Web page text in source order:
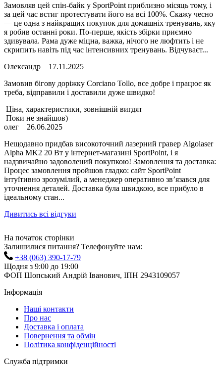
Замовляв цей спін-байк у SportPoint приблизно місяць тому, і
за цей час встиг протестувати його на всі 100%. Скажу чесно
— це одна з найкращих покупок для домашніх тренувань, яку
я робив останні роки. По-перше, якість збірки приємно
здивувала. Рама дуже міцна, важка, нічого не люфтить і не
скрипить навіть під час інтенсивних тренувань. Відчуваєт...
Олександр
17.11.2025
Замовив бігову доріжку Corciano Tollo, все добре і працює як
треба, відправили і доставили дуже швидко!
Ціна, характеристики, зовнішній вигдят
Поки не знайшов)
олег
26.06.2025
Нещодавно придбав високоточний лазерний гравер Algolaser
Alpha MK2 20 Вт у інтернет-магазині SportPoint, і я
надзвичайно задоволений покупкою! Замовлення та доставка:
Процес замовлення пройшов гладко: сайт SportPoint
інтуїтивно зрозумілий, а менеджер оперативно зв’язався для
уточнення деталей. Доставка була швидкою, все прибуло в
ідеальному стан...
Дивитись всі відгуки
На початок сторінки
Залишилися питання? Телефонуйте нам:
+38 (063) 390-17-79
Щодня з 9:00 до 19:00
ФОП Шопський Андрій Іванович, ІПН 2943109057
Інформація
Наші контакти
Про нас
Доставка і оплата
Повернення та обмін
Політика конфіденційності
Служба підтримки